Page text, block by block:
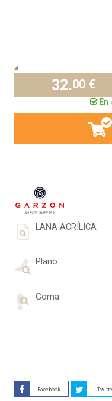
32.00 €
LANA ACRÍLICA
Plano
Goma
Facebook